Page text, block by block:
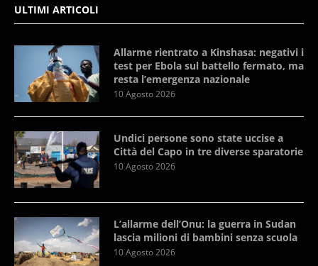
ULTIMI ARTICOLI
Allarme rientrato a Kinshasa: negativi i
test per Ebola sul battello fermato, ma
resta l’emergenza nazionale
10 Agosto 2026
Undici persone sono state uccise a
Città del Capo in tre diverse sparatorie
10 Agosto 2026
L’allarme dell’Onu: la guerra in Sudan
lascia milioni di bambini senza scuola
10 Agosto 2026